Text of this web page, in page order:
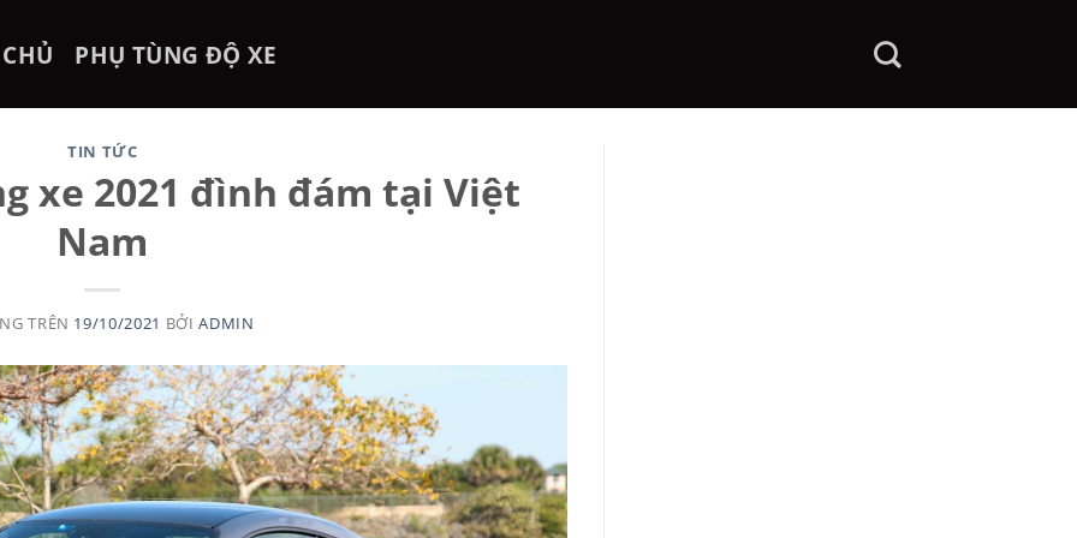
PHỤ TÙNG ĐỘ XE
TIN TỨC
xe 2021 đình đám tại Việt
Nam
TRÊN 19/10/2021 BỞIADMIN